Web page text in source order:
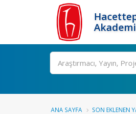
Ara
ANA SAYFA SON EKLENEN